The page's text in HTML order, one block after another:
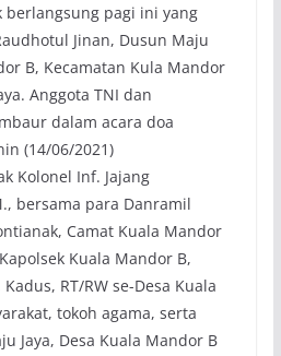
berlangsung pagi ini yang
Jinan, Dusun Maju
B, Kecamatan Kula Mandor
Anggota TNI dan
dalam acara doa
(14/06/2021)
Kolonel Inf. Jajang
bersama para Danramil
Camat Kuala Mandor
Kuala Mandor B,
RT/RW se-Desa Kuala
tokoh agama, serta
Jaya, Desa Kuala Mandor B